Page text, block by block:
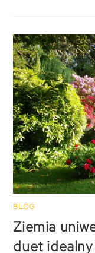
BLOG
Ziemia
duet